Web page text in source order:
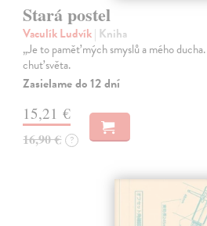
Stará postel
Vaculík Ludvík| Kniha
„Je to paměť mých smyslů a mého
chuť světa.
Zasielame do 12 dní
15,21 €
16,90 € ?